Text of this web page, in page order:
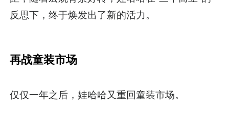
反思下，终于焕发出了新的活力。
再战童装市场
仅仅一年之后，娃哈哈又重回童装市场。